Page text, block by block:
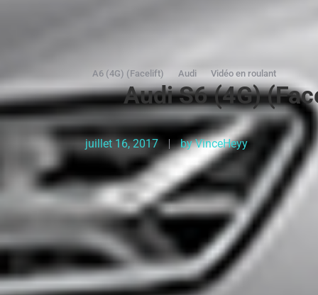
A6 (4G) (Facelift) Audi Vidéo en roulant
Audi S6 (4G)
juillet 16, 2017 byVinceHeyy